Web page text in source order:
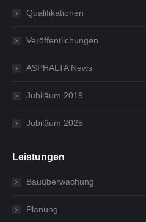
Qualifikationen
Veröffentlichungen
ASPHALTA News
Jubiläum 2019
Jubiläum 2025
Leistungen
Bauüberwachung
Planung